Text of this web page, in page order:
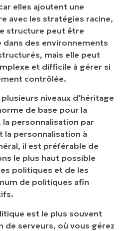
elles ajoutent une
avec les stratégies racine,
structure peut être
des environnements
mais elle peut
et difficile à gérer si
contrôlée.
niveaux d'héritage
de base pour la
personnalisation par
la personnalisation à
il est préférable de
le plus haut possible
politiques et de les
de politiques afin
est le plus souvent
de serveurs, où vous gérez